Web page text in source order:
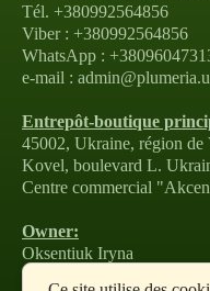
Tél. +380992564856
Viber : +380992564856
WhatsApp :
e-mail :
Entrepôt-boutique
45002, Ukraine, région de
Kovel, boulevard L.
Centre commercial
Owner:
Oksentiuk Iryna
tel: +380990473558